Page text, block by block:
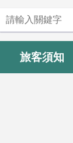
旅客須知